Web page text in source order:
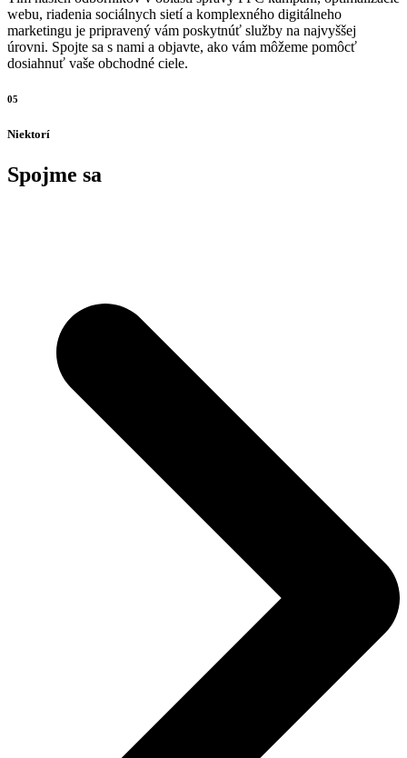
webu, riadenia sociálnych sietí a komplexného digitálneho
marketingu je pripravený vám poskytnúť služby na najvyššej
úrovni. Spojte sa s nami a objavte, ako vám môžeme pomôcť
dosiahnuť vaše obchodné ciele.
05
Niektorí
Spojme sa